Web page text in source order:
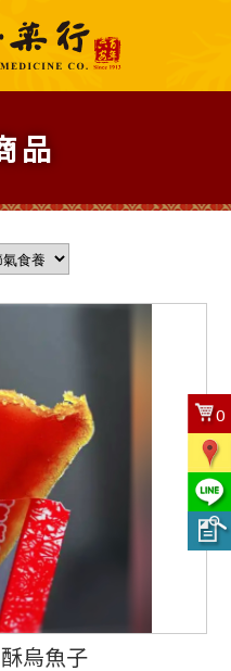
品
0
烏魚子